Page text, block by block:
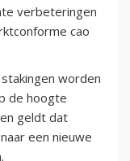
verbeteringen
cao
worden
de hoogte
geldt dat
een nieuwe